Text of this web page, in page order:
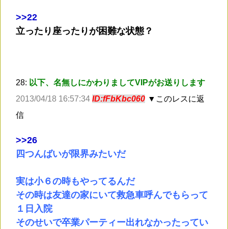
>>22
立ったり座ったりが困難な状態？
28: 以下、名無しにかわりましてVIPがお送りします
2013/04/18 16:57:34 ID:fFbKbc060 ▼このレスに返
信
>>26
四つんばいが限界みたいだ
実は小６の時もやってるんだ
その時は友達の家にいて救急車呼んでもらって
１日入院
そのせいで卒業パーティー出れなかったってい